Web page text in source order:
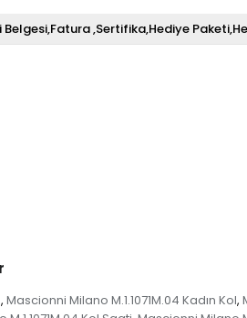
,Sertifika,Hediye
, Mascionni Milano M.1.1071M.04 Kadın Kol,